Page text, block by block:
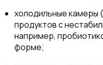
холодильные камеры
продуктов с
например,
форме;